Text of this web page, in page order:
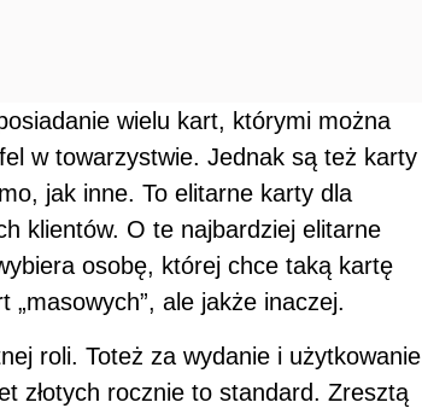
wielu kart, którymi można
w towarzystwie. Jednak są też karty
jak inne. To elitarne karty dla
klientów. O te najbardziej elitarne
osobę, której chce taką kartę
ale jakże inaczej.
roli. Toteż za wydanie i użytkowanie
złotych rocznie to standard. Zresztą